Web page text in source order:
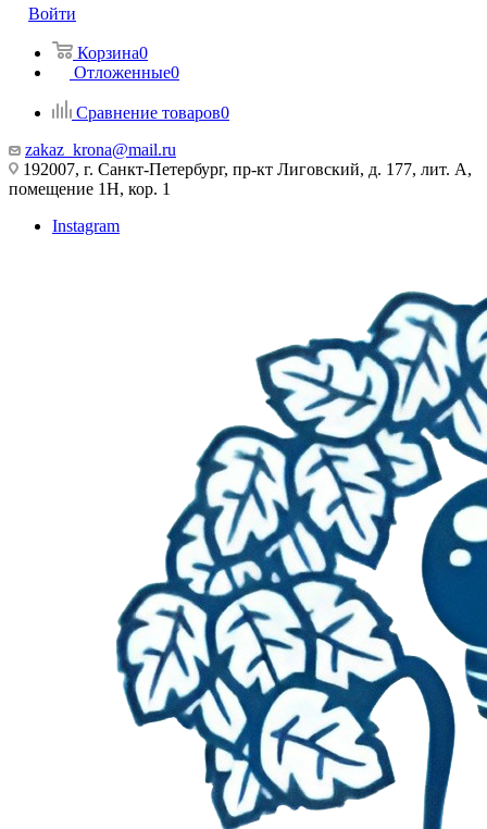
Войти
Корзина0
Отложенные0
Сравнение товаров0
zakaz_krona@mail.ru
192007, г. Санкт-Петербург, пр-кт Лиговский, д. 177, лит. А,
помещение 1Н, кор. 1
Instagram